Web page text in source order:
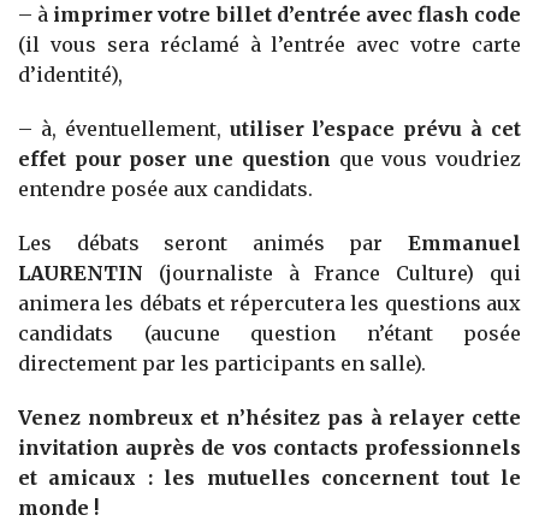
– à imprimer votre billet d’entrée avec flash code
(il vous sera réclamé à l’entrée avec votre carte
d’identité),
– à, éventuellement, utiliser l’espace prévu à cet
effet pour poser une question que vous voudriez
entendre posée aux candidats.
Les débats seront animés par Emmanuel
LAURENTIN (journaliste à France Culture) qui
animera les débats et répercutera les questions aux
candidats (aucune question n’étant posée
directement par les participants en salle).
Venez nombreux et n’hésitez pas à relayer cette
invitation auprès de vos contacts professionnels
et amicaux : les mutuelles concernent tout le
monde !